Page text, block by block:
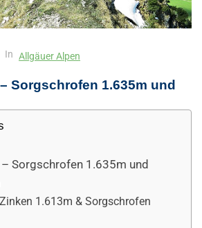
In Allgäuer Alpen
Sorgschrofen 1.635m und
Sorgschrofen 1.635m und
1.613m & Sorgschrofen